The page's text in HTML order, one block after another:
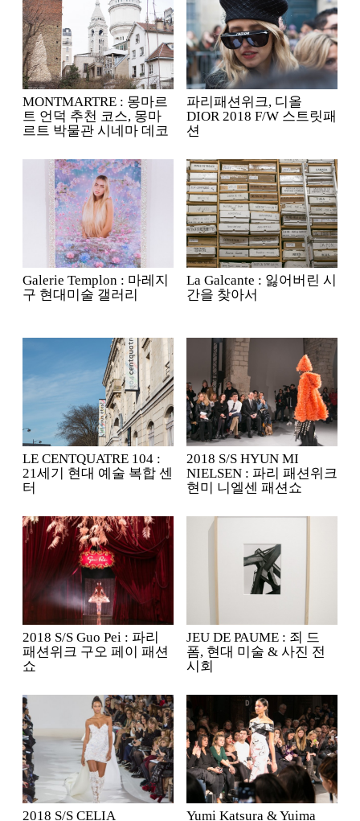
MONTMARTRE : 몽마르
트 언덕 추천 코스, 몽마
르트 박물관 시네마 데코
파리패션위크, 디올
DIOR 2018 F/W 스트릿패
션
Galerie Templon : 마레지
구 현대미술 갤러리
La Galcante : 잃어버린 시
간을 찾아서
LE CENTQUATRE 104 :
21세기 현대 예술 복합 센
터
2018 S/S HYUN MI
NIELSEN : 파리 패션위크
현미 니엘센 패션쇼
2018 S/S Guo Pei : 파리
패션위크 구오 페이 패션
쇼
JEU DE PAUME : 죄 드
폼, 현대 미술 & 사진 전
시회
2018 S/S CELIA
Yumi Katsura & Yuima